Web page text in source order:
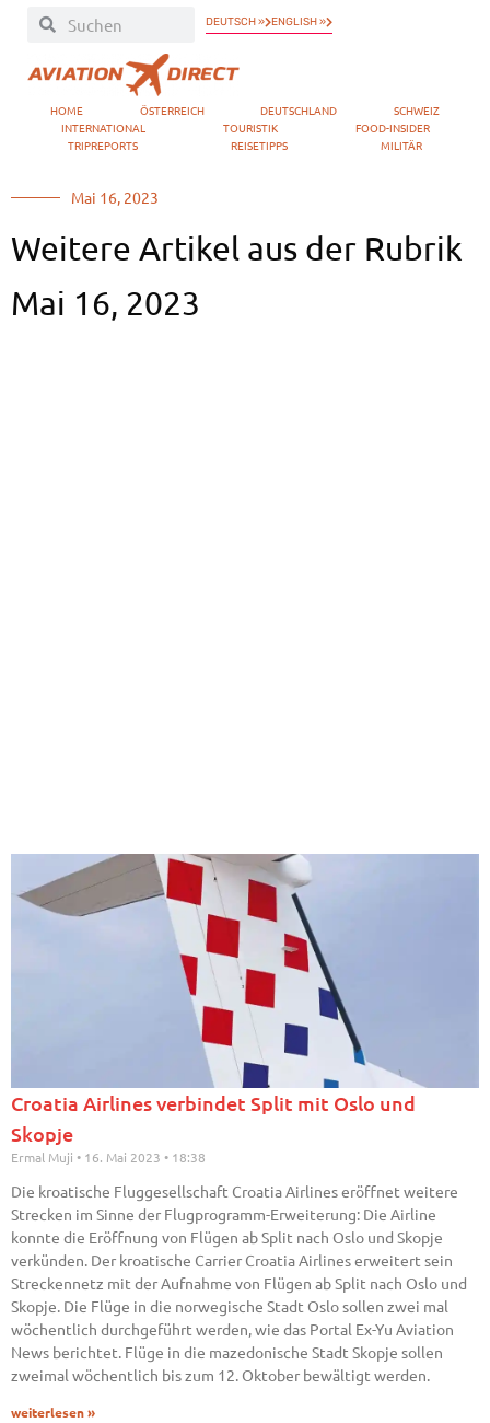
DEUTSCH » ENGLISH »
HOME ÖSTERREICH DEUTSCHLAND
SCHWEIZ
INTERNATIONAL
TOURISTIK
FOOD-INSIDER
TRIPREPORTS
REISETIPPS MILITÄR
Mai 16, 2023
Weitere Artikel aus der Rubrik
Mai 16, 2023
Croatia Airlines verbindet Split mit Oslo und
Skopje
Ermal Muji 16. Mai 2023 18:38
Die kroatische Fluggesellschaft Croatia Airlines eröffnet weitere
Strecken im Sinne der Flugprogramm-Erweiterung: Die Airline
konnte die Eröffnung von Flügen ab Split nach Oslo und Skopje
verkünden. Der kroatische Carrier Croatia Airlines erweitert sein
Streckennetz mit der Aufnahme von Flügen ab Split nach Oslo und
Skopje. Die Flüge in die norwegische Stadt Oslo sollen zwei mal
wöchentlich durchgeführt werden, wie das Portal Ex-Yu Aviation
News berichtet. Flüge in die mazedonische Stadt Skopje sollen
zweimal wöchentlich bis zum 12. Oktober bewältigt werden.
weiterlesen »